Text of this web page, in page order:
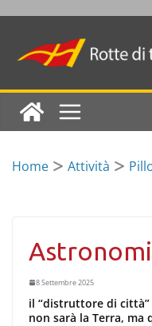
to
Home Attività
8 Settembre 2025
il “distruttore di
non sarà la Terra,